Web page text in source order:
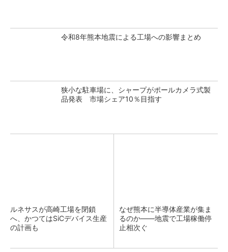
令和8年熊本地震による工場への影響まとめ
狭小な駐車場に、シャープがポールカメラ式製
品発表 市場シェア10％目指す
ルネサスが高崎工場を閉鎖
へ、かつてはSiCデバイス生産
の計画も
なぜ熊本に半導体産業が集ま
るのか――地震で工場稼働停
止相次ぐ